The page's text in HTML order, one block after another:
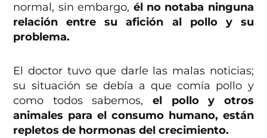
normal, sin embargo, él no notaba ninguna
relación entre su afición al pollo y su
problema.
El doctor tuvo que darle las malas noticias;
su situación se debía a que comía pollo y
como todos sabemos, el pollo y otros
animales para el consumo humano, están
repletos de hormonas del crecimiento.